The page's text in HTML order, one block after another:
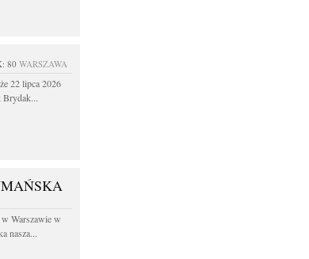
80WARSZAWA
22 lipca 2026
Brydak...
Warszawie w
nasza...